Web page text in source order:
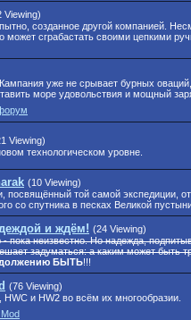
Viewing)
созданное другой компанией.
может сграбастать своими цепкими
уже не срывает бурных
море удовольствия и мощный
Viewing)
технологическом уровне.
(10 Viewing)
посвящённый той самой экспедиции,
со спутника в песках Великой
и ждём! (24 Viewing)
пока неизвестно. Но надежда,
задуматься: а каким может быть
БЫТЬ!!!
(76 Viewing)
и HW2 во всём их многообразии.